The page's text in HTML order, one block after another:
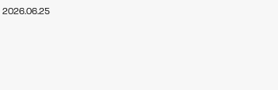
2026.06.25